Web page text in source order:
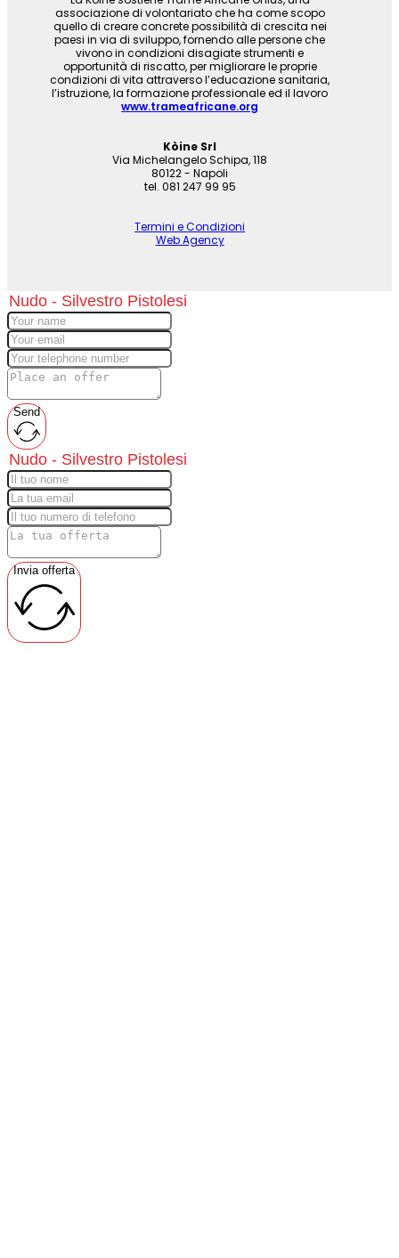
associazione di volontariato che ha come scopo
quello di creare concrete possibilità di crescita nei
paesi in via di sviluppo, fornendo alle persone che
vivono in condizioni disagiate strumenti e
opportunità di riscatto, per migliorare le proprie
condizioni di vita attraverso l’educazione sanitaria,
l’istruzione, la formazione professionale ed il lavoro
www.trameafricane.org
Kòine Srl
Via Michelangelo Schipa, 118
80122 - Napoli
tel. 081 247 99 95
Termini e Condizioni
Web Agency
Send
Invia offerta